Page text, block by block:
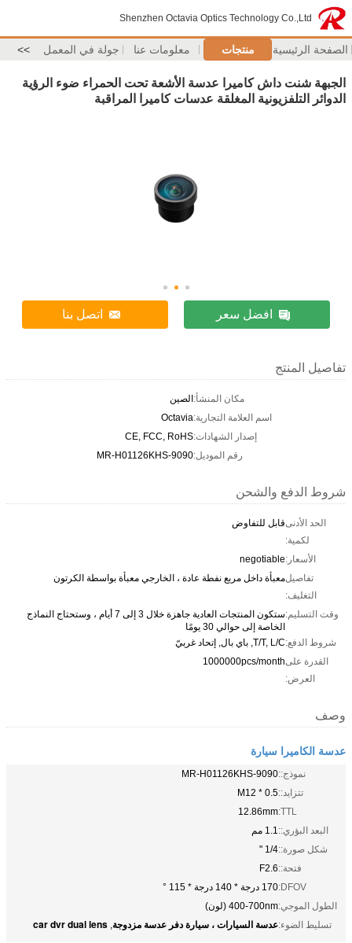
Shenzhen Octavia Optics Technology Co.,Ltd
الصفحة الرئيسية منتجات معلومات عنا جولة في المعمل >>
الجبهة شنت داش كاميرا عدسة الأشعة تحت الحمراء ضوء الرؤية
الدوائر التلفزيونية المغلقة عدسات كاميرا المراقبة
افضل سعر اتصل بنا
تفاصيل المنتج
مكان المنشأ:الصين
اسم العلامة التجارية:Octavia
إصدار الشهادات:CE, FCC, RoHS
رقم الموديل:MR-H01126KHS-9090
شروط الدفع والشحن
الحد الأدنى
لكمية:
قابل للتفاوض
الأسعار:negotiable
تفاصيل
التغليف:
معبأة داخل مربع نفطة عادة ، الخارجي معبأة بواسطة الكرتون
وقت التسليم:
ستكون المنتجات العادية جاهزة خلال 3 إلى 7 أيام ، وستحتاج النماذج
الخاصة إلى حوالي 30 يومًا
شروط الدفع:T/T, L/C, باي بال, إتحاد غربيّ
القدرة على
العرض:
1000000pcs/month
وصف
عدسة الكاميرا سيارة
نموذج::MR-H01126KHS-9090
تتزايد::M12 * 0.5
TTL:
12.86mm
البعد البؤري::1.1 مم
شكل صورة::1/4 "
فتحة::F2.6
DFOV: 170 درجة * 140 درجة * 115 °
الطول الموجي:400-700nm (لون)
تسليط الضوء:عدسة السيارات ، سيارة دفر عدسة مزدوجة,
car dvr dual lens